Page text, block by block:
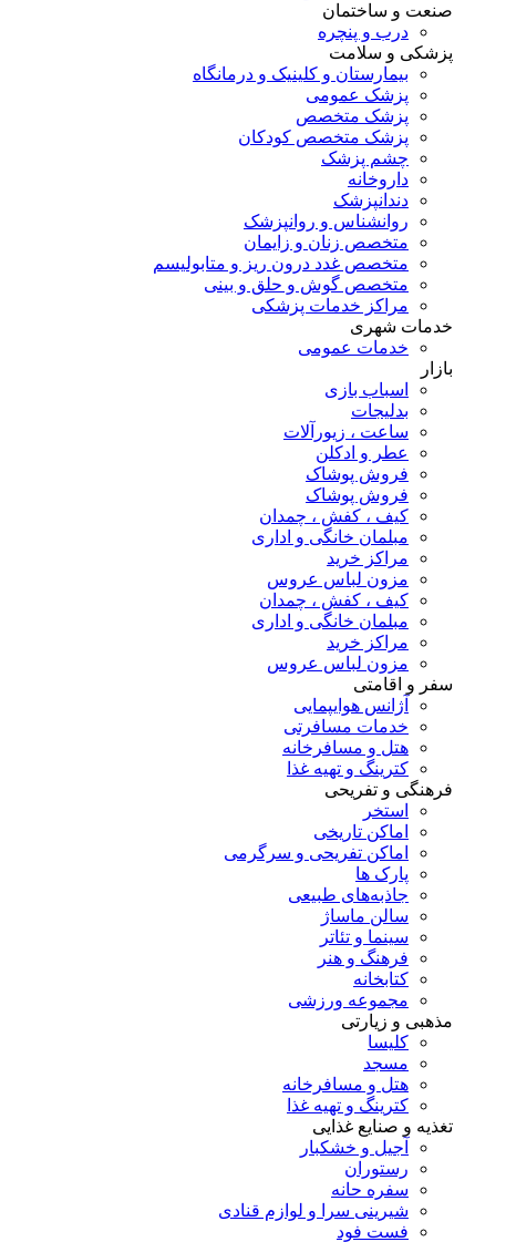
صنعت و ساختمان
درب و پنچره
پزشکی و سلامت
بیمارستان و کلینیک و درمانگاه
پزشک عمومی
پزشک متخصص
پزشک متخصص کودکان
چشم پزشک
داروخانه
دندانپزشک
روانشناس و روانپزشک
متخصص زنان و زایمان
متخصص غدد درون ریز و متابولیسم
متخصص گوش و حلق و بینی
مراکز خدمات پزشکی
خدمات شهری
خدمات عمومی
بازار
اسباب بازی
بدلیجات
ساعت ، زیورآلات
عطر و ادکلن
فروش پوشاک
فروش پوشاک
کیف ، کفش ، چمدان
مبلمان خانگی و اداری
مراکز خرید
مزون لباس عروس
کیف ، کفش ، چمدان
مبلمان خانگی و اداری
مراکز خرید
مزون لباس عروس
سفر و اقامتی
آژانس هوایپمایی
خدمات مسافرتی
هتل و مسافرخانه
کترینگ و تهیه غذا
فرهنگی و تفریحی
استخر
اماکن تاریخی
اماکن تفریحی و سرگرمی
پارک ها
جاذبه‌های طبیعی
سالن ماساژ
سینما و تئاتر
فرهنگ و هنر
کتابخانه
مجموعه ورزشی
مذهبی و زیارتی
کلیسا
مسجد
هتل و مسافرخانه
کترینگ و تهیه غذا
تغذیه و صنایع غذایی
آجیل و خشکبار
رستوران
سفره حانه
شیرینی سرا و لوازم قنادی
فست فود